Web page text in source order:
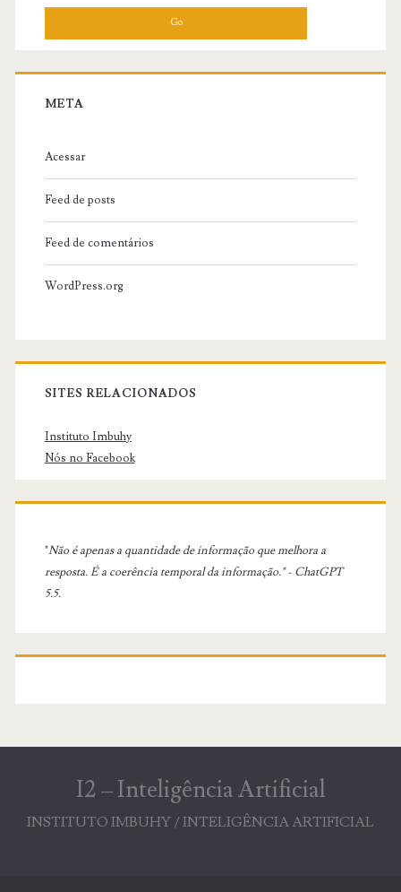
META
Acessar
Feed de posts
Feed de comentários
WordPress.org
SITES RELACIONADOS
Instituto Imbuhy
Nós no Facebook
"Não é apenas a quantidade de informação que melhora a
resposta. É a coerência temporal da informação." - ChatGPT
5.5.
I2 – Inteligência Artificial
INSTITUTO IMBUHY / INTELIGÊNCIA ARTIFICIAL